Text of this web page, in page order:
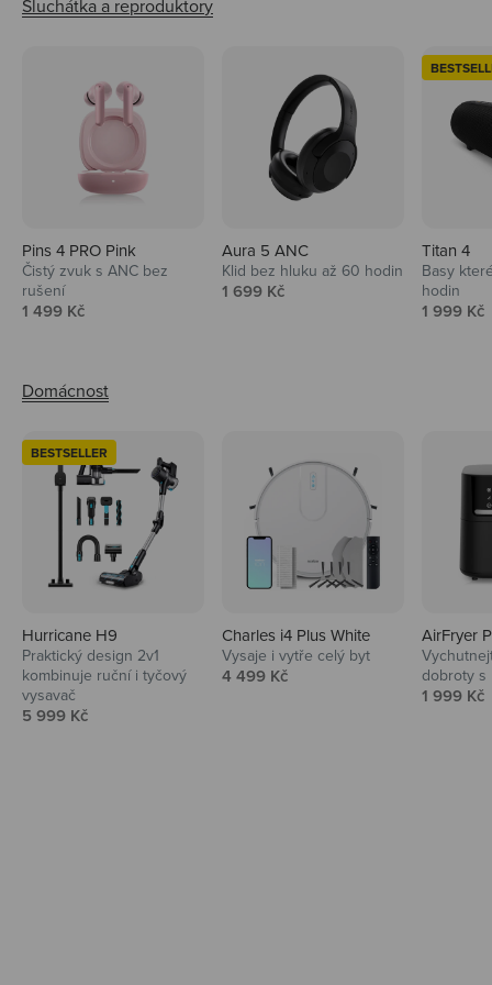
Pins 4 PRO Pink
Čistý zvuk s ANC bez
rušení
Prodejní cena
1 499 Kč
Aura 5 ANC
Klid bez hluku až 60 hodin
Prodejní cena
1 699 Kč
Titan 4
Basy
hodin
Prodejní
1 999 Kč
BESTSELLER
Hurricane H9
Praktický design 2v1
kombinuje ruční i tyčový
vysavač
Prodejní cena
5 999 Kč
Charles i4 Plus White
Vysaje i vytře celý byt
Prodejní cena
4 499 Kč
AirFryer
dobroty s
Prodejní
1 999 Kč
Audio
Niceboy sluchátka a repráky ti padnou
do noty.